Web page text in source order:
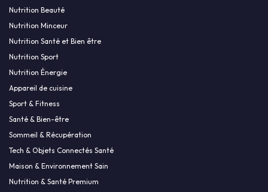
Nutrition Beauté
Nutrition Minceur
Nutrition Santé et Bien être
Nutrition Sport
Nutrition Énergie
Appareil de cuisine
Sport & Fitness
Santé & Bien-être
Sommeil & Récupération
Tech & Objets Connectés Santé
Maison & Environnement Sain
Nutrition & Santé Premium